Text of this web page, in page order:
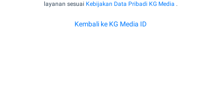
layanan sesuai Kebijakan Data Pribadi KG Media .
Kembali ke KG Media ID